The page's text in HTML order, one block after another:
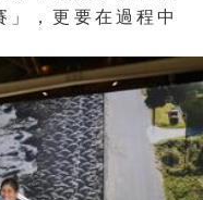
」，更要在過程中